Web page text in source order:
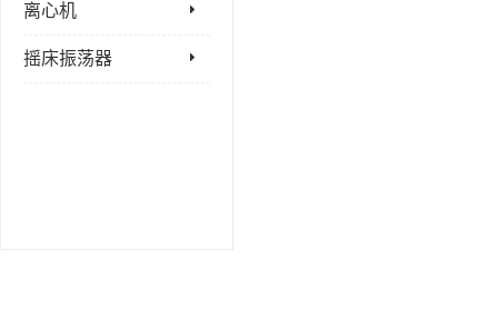
离心机
摇床振荡器